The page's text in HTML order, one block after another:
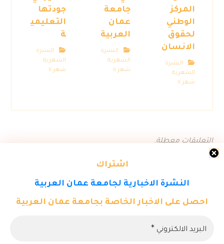
اشتراك
النشرة الاخبارية لجامعة عمان العربية
احصل على الاخبار الخاصة بجامعة عمان العربية
المركز
الوطني
لحقوق
الانسان
النشرة
الشهرية
شهر ١١
جامعة
عمان
العربية
النشرة
الشهرية
شهر ١١
جودتها
التعليمي
ة
النشرة
الشهرية
شهر ١١
التعليقات معطلة.